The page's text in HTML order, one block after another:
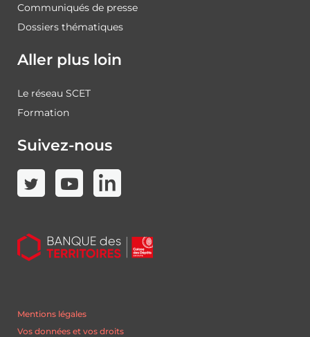
Communiqués de presse
Dossiers thématiques
Aller plus loin
Le réseau SCET
Formation
Suivez-nous
Mentions légales
Vos données et vos droits